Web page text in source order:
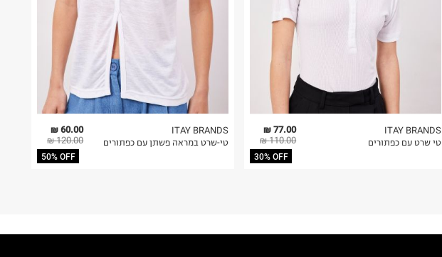
60.00 ₪
120.00 ₪
50% OFF
ITAY BRANDS
טי-שרט במראה פשתן עם כפתורים
77.00 ₪
110.00 ₪
30% OFF
ITAY BRANDS
טי שרט עם כפתורים